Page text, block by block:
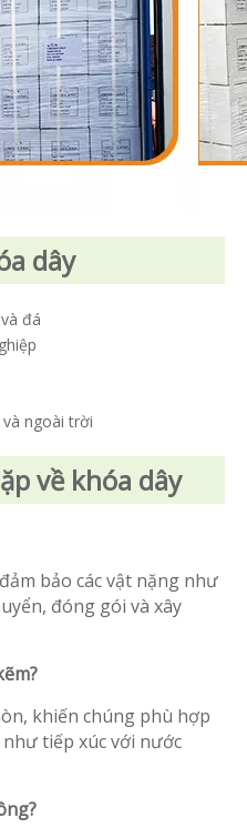
dây
đá
ngoài trời
về khóa dây
bảo các vật nặng như
đóng gói và xây
khiến chúng phù hợp
tiếp xúc với nước